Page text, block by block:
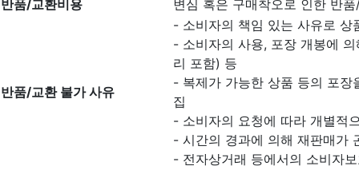
반품/교환비용
변심 혹은 구매착오로 인한 반
반품/교환 불가 사유
- 소비자의 책임 있는 사유로
- 소비자의 사용, 포장 개봉에
리 포함) 등
- 복제가 가능한 상품 등의 포장
집
- 소비자의 요청에 따라 개별적
- 시간의 경과에 의해 재판매가
- 전자상거래 등에서의 소비자